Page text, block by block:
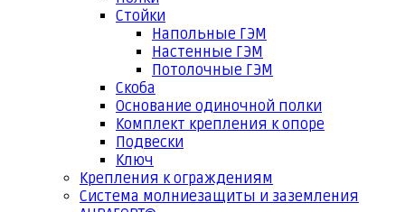
Стойки
Напольные ГЭМ
Настенные ГЭМ
Потолочные ГЭМ
Скоба
Основание одиночной полки
Комплект крепления к опоре
Подвески
Ключ
Крепления к ограждениям
Система молниезащиты и заземления